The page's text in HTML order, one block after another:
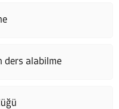
ders alabilme